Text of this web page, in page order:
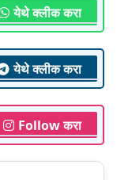
येथे क्लीक करा
येथे क्लीक करा
Follow करा